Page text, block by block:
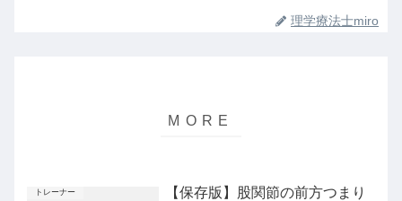
理学療法士miro
トレーナー
【保存版】股関節の前方つまり